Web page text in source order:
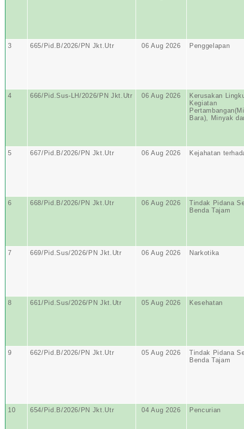
3 665/Pid.B/2026/PN Jkt.Utr 06 Aug 2026 Penggelapan
4 666/Pid.Sus-LH/2026/PN Jkt.Utr 06 Aug 2026
Kerusakan
Kegiatan
Bara), Minyak
5 667/Pid.B/2026/PN Jkt.Utr 06 Aug 2026 Kejahatan
6 668/Pid.B/2026/PN Jkt.Utr 06 Aug 2026
Tindak Pidana
Benda Tajam
7 669/Pid.Sus/2026/PN Jkt.Utr 06 Aug 2026 Narkotika
8 661/Pid.Sus/2026/PN Jkt.Utr 05 Aug 2026 Kesehatan
9 662/Pid.B/2026/PN Jkt.Utr 05 Aug 2026
Tindak Pidana
Benda Tajam
10 654/Pid.B/2026/PN Jkt.Utr 04 Aug 2026 Pencurian